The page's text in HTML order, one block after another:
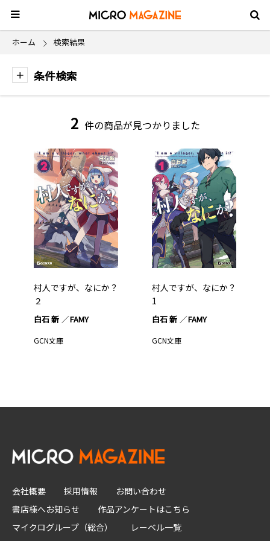
ホーム 検索結果
条件検索
2 件の商品が見つかりました
村人ですが、なにか？
２
白石 新 FAMY
GCN文庫
村人ですが、なにか？
1
白石 新 FAMY
GCN文庫
会社概要 採用情報
お問い合わせ
書店様へお知らせ
作品アンケートはこちら
マイクログループ（総合）
レーベル一覧